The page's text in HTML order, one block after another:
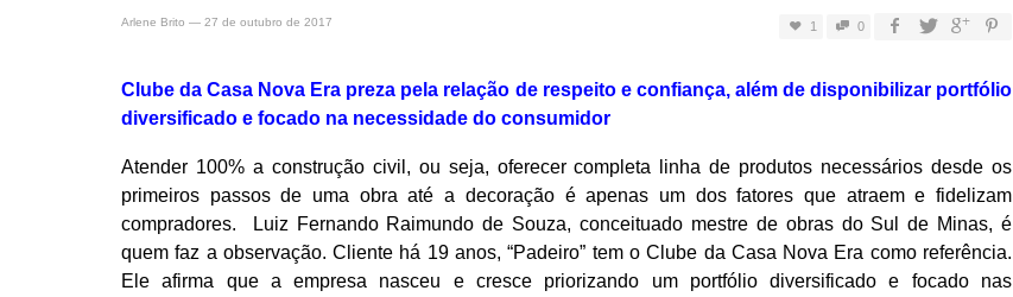
Arlene Brito — 27 de outubro de 2017 1 0
Clube da Casa Nova Era preza pela relação de respeito e confiança, além de disponibilizar portfólio
diversificado e focado na necessidade do consumidor
Atender 100% a construção civil, ou seja, oferecer completa linha de produtos necessários desde os
primeiros passos de uma obra até a decoração é apenas um dos fatores que atraem e fidelizam
compradores. Luiz Fernando Raimundo de Souza, conceituado mestre de obras do Sul de Minas, é
quem faz a observação. Cliente há 19 anos, “Padeiro” tem o Clube da Casa Nova Era como referência.
Ele afirma que a empresa nasceu e cresce priorizando um portfólio diversificado e focado nas